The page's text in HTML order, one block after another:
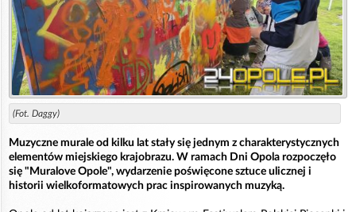
(Fot. Daggy)
Muzyczne murale od kilku lat stały się jednym z charakterystycznych
elementów miejskiego krajobrazu. W ramach Dni Opola rozpoczęło
się "Muralove Opole", wydarzenie poświęcone sztuce ulicznej i
historii wielkoformatowych prac inspirowanych muzyką.